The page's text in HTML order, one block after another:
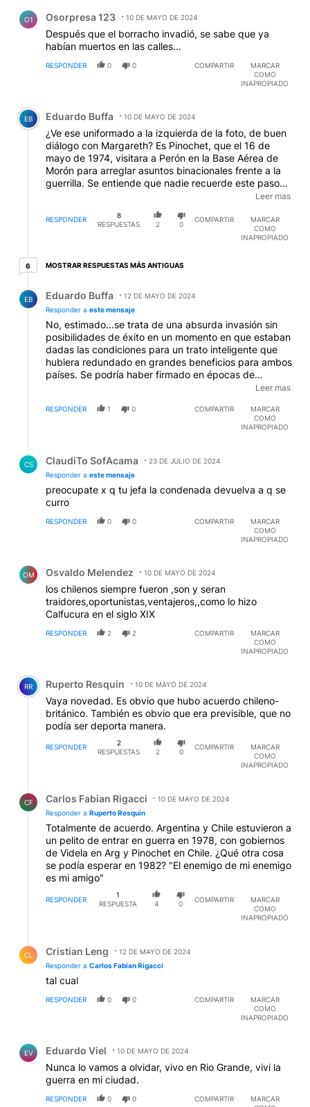
O1 Osorpresa 123 10 DE MAYO DE 2024
Después que el borracho invadió, se sabe que ya
habían muertos en las calles...
RESPONDER 0 0 COMPARTIR
MARCAR
COMO
INAPROPIADO
Comentario de Eduardo Buffa.
EB Eduardo Buffa 10 DE MAYO DE 2024
¿Ve ese uniformado a la izquierda de la foto, de buen
diálogo con Margareth? Es Pinochet, que el 16 de
mayo de 1974, visitara a Perón en la Base Aérea de
Morón para arreglar asuntos binacionales frente a la
guerrilla. Se entiende que nadie recuerde este paso
del chileno por tierra argentina entonces democrática
o legal (más lo segundo) que reconocía de hecho la
legitimidad del golpe contra Allende el año anterior y
este párrafo es claro como el agua clara: "Perón
argentina” y aseguró estar menos preocupado por el
creen.” También afirmó al mismo medio italiano “los
responsables de los acontecimientos en Chile fueron
los guerrilleros y no los militares.” . Entre militares
siempre hay entendimiento. Fuente: Infobae, nov. 24,
2021.
Leer mas
RESPONDER
8
RESPUESTAS
2 0
COMPARTIR
MARCAR
COMO
INAPROPIADO
66 respuestas más antiguas
MOSTRAR RESPUESTAS MÁS ANTIGUAS
EB Eduardo Buffa
12 DE MAYO DE 2024
Responder a este mensaje
No, estimado...se trata de una absurda invasión sin
posibilidades de éxito en un momento en que estaban
dadas las condiciones para un trato inteligente que
hubiera redundado en grandes beneficios para ambos
países. Se podría haber firmado en épocas de
relato ya muy gastado (lo mismo hicieron con las islas
del sur negociadas con Chile en 1984, negando todo
plata y la estamos perdiendo. Y por la famosa
invasión, nunca podremos ni acercarnos.
Leer mas
RESPONDER 1 0 COMPARTIR
MARCAR
COMO
INAPROPIADO
CS ClaudiTo SofAcama
23 DE JULIO DE 2024
Responder a este mensaje
preocupate x q tu jefa la condenada devuelva a q se
curro
RESPONDER 0 0 COMPARTIR
MARCAR
COMO
INAPROPIADO
OM Osvaldo Melendez 10 DE MAYO DE 2024
los chilenos siempre fueron ,son y seran
traidores,oportunistas,ventajeros,,como lo hizo
Calfucura en el siglo XIX
RESPONDER 2 2 COMPARTIR
MARCAR
COMO
INAPROPIADO
Comentario de Ruperto Resquin.
RR Ruperto Resquin 10 DE MAYO DE 2024
Vaya novedad. Es obvio que hubo acuerdo chileno-
británico. También es obvio que era previsible, que no
podía ser deporta manera.
RESPONDER
2
RESPUESTAS
2 0
COMPARTIR
MARCAR
COMO
INAPROPIADO
CF Carlos Fabian Rigacci
10 DE MAYO DE 2024
Responder a Ruperto Resquin
Totalmente de acuerdo. Argentina y Chile estuvieron a
un pelito de entrar en guerra en 1978, con gobiernos
de Videla en Arg y Pinochet en Chile. ¿Qué otra cosa
se podía esperar en 1982? "El enemigo de mi enemigo
es mi amigo"
RESPONDER
1
RESPUESTA
4 0
COMPARTIR
MARCAR
COMO
INAPROPIADO
CL Cristian Leng
12 DE MAYO DE 2024
Responder a Carlos Fabian Rigacci
tal cual
RESPONDER 0 0 COMPARTIR
MARCAR
COMO
INAPROPIADO
EV Eduardo Viel 10 DE MAYO DE 2024
Nunca lo vamos a olvidar, vivo en Rio Grande, vivi la
guerra en mi ciudad.
RESPONDER 0 0 COMPARTIR
MARCAR